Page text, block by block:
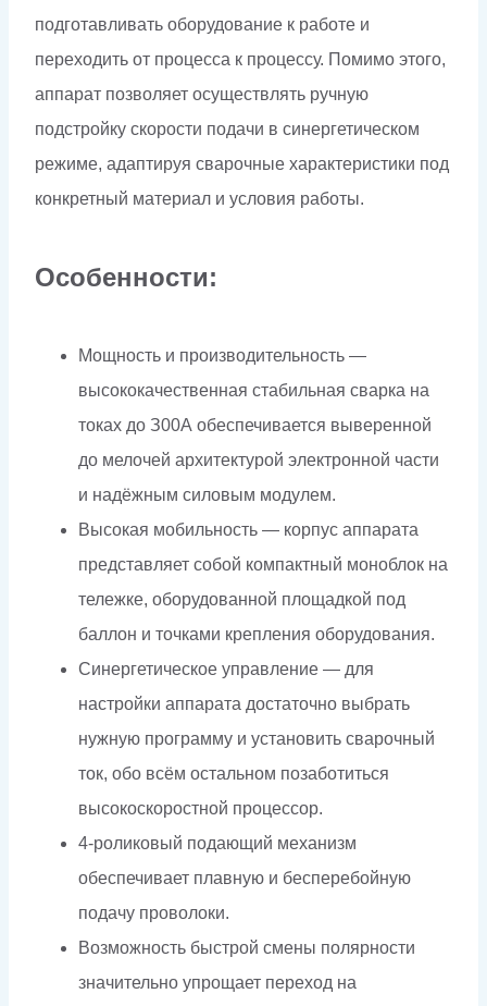
подготавливать обору­дование к работе и
переходить от процесса к процессу. Помимо этого,
аппарат позволяет осуществлять ручную
подстройку скорости подачи в синергетическом
режиме, адаптируя сварочные характеристики под
конкретный материал и условия работы.
Особенности:
Мощность и производительность —
высококачественная стабильная сварка на
токах до З00А обеспечивается выверенной
до мелочей архитектурой электронной части
и надёжным силовым модулем.
Высокая мобильность — корпус аппарата
представля­ет собой компактный моноблок на
тележке, оборудо­ванной площадкой под
баллон и точками крепления оборудования.
Синергетическое управление — для
настройки аппа­рата достаточно выбрать
нужную программу и устано­вить сварочный
ток, обо всём остальном позаботиться
высокоскоростной процессор.
4-роликовый подающий механизм
обеспечивает плавную и бесперебойную
подачу проволоки.
Возможность быстрой смены полярности
значите­льно упрощает переход на